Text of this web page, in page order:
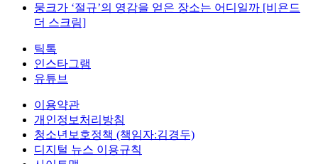
뭉크가 ‘절규’의 영감을 얻은 장소는 어디일까 [비욘드
더 스크림]
틱톡
인스타그램
유튜브
이용약관
개인정보처리방침
청소년보호정책 (책임자:김경두)
디지털 뉴스 이용규칙